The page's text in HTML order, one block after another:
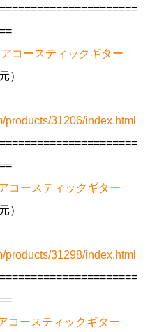
コースティックギター
）
products/31206/index.html
コースティックギター
）
products/31298/index.html
コースティックギター